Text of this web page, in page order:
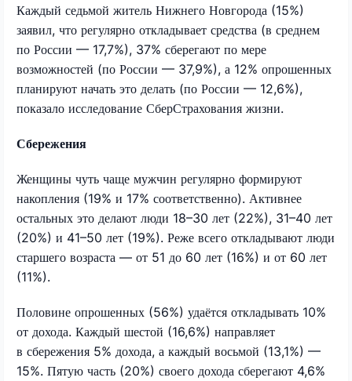
Каждый седьмой житель Нижнего Новгорода (15%)
заявил, что регулярно откладывает средства (в среднем
по России — 17,7%), 37% сберегают по мере
возможностей (по России — 37,9%), а 12% опрошенных
планируют начать это делать (по России — 12,6%),
показало исследование СберСтрахования жизни.
Сбережения
Женщины чуть чаще мужчин регулярно формируют
накопления (19% и 17% соответственно). Активнее
остальных это делают люди 18–30 лет (22%), 31–40 лет
(20%) и 41–50 лет (19%). Реже всего откладывают люди
старшего возраста — от 51 до 60 лет (16%) и от 60 лет
(11%).
Половине опрошенных (56%) удаётся откладывать 10%
от дохода. Каждый шестой (16,6%) направляет
в сбережения 5% дохода, а каждый восьмой (13,1%) —
15%. Пятую часть (20%) своего дохода сберегают 4,6%